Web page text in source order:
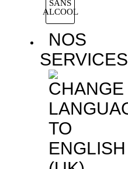
SANS
ALCOOL
NOS
SERVICES